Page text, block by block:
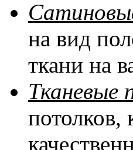
на вид
ткани на
Тканевые